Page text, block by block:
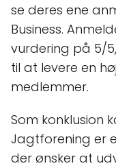
se deres ene
Business.
vurdering på 5/
til at levere en
medlemmer.
Som konklusion
Jagtforening er
der ønsker at